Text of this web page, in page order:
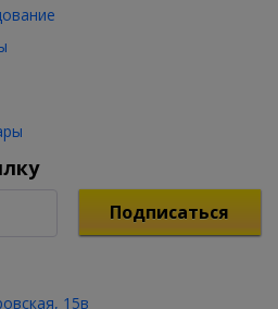
Подписаться
15в